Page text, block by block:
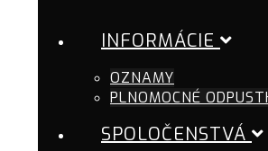
INFORMÁCIE
OZNAMY
PLNOMOCNÉ
SPOLOČENSTVÁ